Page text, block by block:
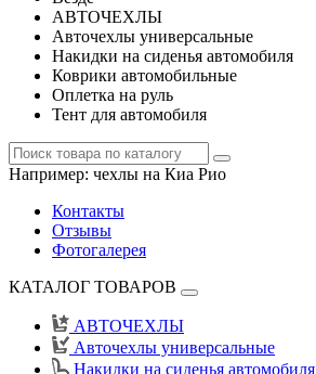
АВТОЧЕХЛЫ
Авточехлы универсальные
Накидки на сиденья автомобиля
Коврики автомобильные
Оплетка на руль
Тент для автомобиля
Например: чехлы на Киа Рио
Контакты
Отзывы
Фотогалерея
КАТАЛОГ ТОВАРОВ
АВТОЧЕХЛЫ
Авточехлы универсальные
Накидки на сиденья автомобиля